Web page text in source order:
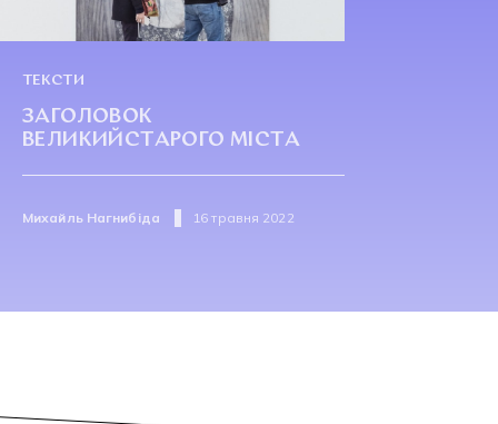
ТЕКСТИ
ЗАГОЛОВОК
ВЕЛИКИЙСТАРОГО МІСТА
Михайль Нагнибіда 16 травня 2022